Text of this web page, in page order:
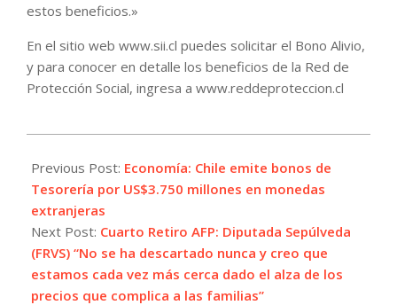
estos beneficios.»
En el sitio web www.sii.cl puedes solicitar el Bono Alivio,
y para conocer en detalle los beneficios de la Red de
Protección Social, ingresa a www.reddeproteccion.cl
07-
22
Previous Post: Economía: Chile emite bonos de
Tesorería por US$3.750 millones en monedas
extranjeras
Next Post: Cuarto Retiro AFP: Diputada Sepúlveda
(FRVS) “No se ha descartado nunca y creo que
estamos cada vez más cerca dado el alza de los
precios que complica a las familias”